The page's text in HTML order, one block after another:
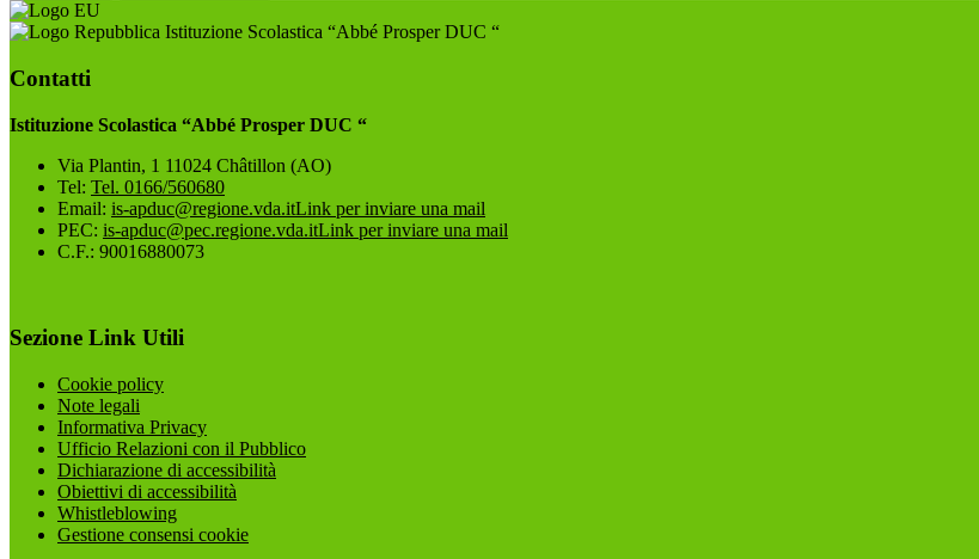
Istituzione Scolastica “Abbé Prosper DUC “
Contatti
Istituzione Scolastica “Abbé Prosper DUC “
Via Plantin, 1 11024 Châtillon (AO)
Tel: Tel. 0166/560680
Email: is-apduc@regione.vda.itLink per inviare una mail
PEC: is-apduc@pec.regione.vda.itLink per inviare una mail
C.F.: 90016880073
Sezione Link Utili
Cookie policy
Note legali
Informativa Privacy
Ufficio Relazioni con il Pubblico
Dichiarazione di accessibilità
Obiettivi di accessibilità
Whistleblowing
Gestione consensi cookie